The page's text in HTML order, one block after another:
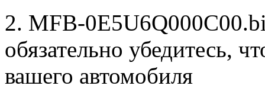
2. MFB-
обязательно убедитесь,
вашего автомобиля